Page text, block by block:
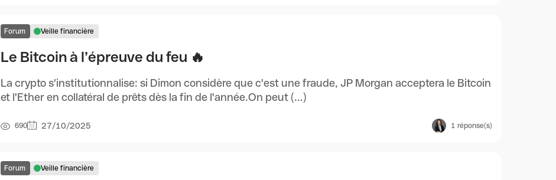
Forum Veille financière
Le Bitcoin à l’épreuve du feu 🔥
La crypto s'institutionnalise: si Dimon considère que c'est une fraude, JP Morgan acceptera le Bitcoin
et l'Ether en collatéral de prêts dès la fin de l'année.On peut (...)
690 27/10/2025 1 réponse(s)
Forum Veille financière